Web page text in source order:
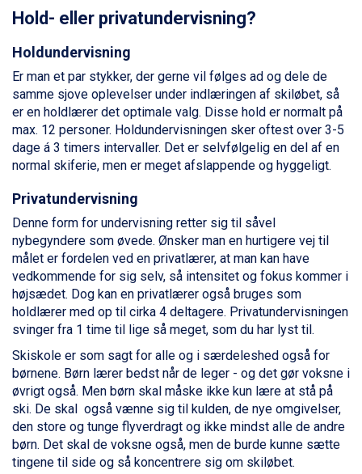
Bad Gastein fra DKK 4.195
Sauze dOulx fra DKK 4.045
Arabba fra DKK 7.045
La Thuile fra DKK 4.595
Val Thorens fra DKK 5.395
Cervinia fra DKK 5.295
Sölden fra DKK 8.445
Bad Hofgastein fra DKK 5.495
Saalbach fra DKK 5.945
Champoluc fra DKK 3.795
Sestriere fra DKK 4.395
Fieberbrunn fra DKK 6.145
Wagrain fra DKK 4.645
Ischgl fra DKK 7.095
St. Anton fra DKK 7.245
Zell am See fra DKK 4.095
Livigno fra DKK 4.145
Canazei fra DKK 4.745
Ponte di Legno fra DKK 4.745
Bad Gastein fra DKK 4.195
Alleghe fra DKK 5.595
Sauze dOulx fra DKK 4.045
Arabba fra DKK 7.045
La Thuile fra DKK 4.595
Hold- eller privatundervisning?
Holdundervisning
Er man et par stykker, der gerne vil følges ad og dele de
samme sjove oplevelser under indlæringen af skiløbet, så
er en holdlærer det optimale valg. Disse hold er normalt på
max. 12 personer. Holdundervisningen sker oftest over 3-5
dage á 3 timers intervaller. Det er selvfølgelig en del af en
normal skiferie, men er meget afslappende og hyggeligt.
Privatundervisning
Denne form for undervisning retter sig til såvel
nybegyndere som øvede. Ønsker man en hurtigere vej til
målet er fordelen ved en privatlærer, at man kan have
vedkommende for sig selv, så intensitet og fokus kommer i
højsædet. Dog kan en privatlærer også bruges som
holdlærer med op til cirka 4 deltagere. Privatundervisningen
svinger fra 1 time til lige så meget, som du har lyst til.
Skiskole er som sagt for alle og i særdeleshed også for
børnene. Børn lærer bedst når de leger - og det gør voksne i
øvrigt også. Men børn skal måske ikke kun lære at stå på
ski. De skal også vænne sig til kulden, de nye omgivelser,
den store og tunge flyverdragt og ikke mindst alle de andre
børn. Det skal de voksne også, men de burde kunne sætte
tingene til side og så koncentrere sig om skiløbet.